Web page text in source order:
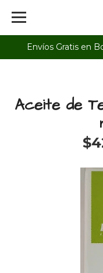
Envíos Gratis en
Aceite de